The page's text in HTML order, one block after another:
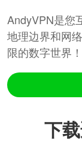
AndyVPN是您
地理边界和网
限的数字世界！
下